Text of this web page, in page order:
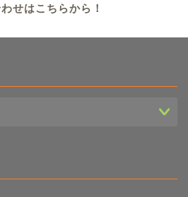
せはこちらから！